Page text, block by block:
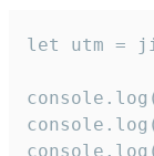
let utm =